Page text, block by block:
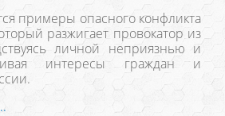
примеры опасного конфликта
разжигает провокатор из
личной неприязнью и
интересы граждан и